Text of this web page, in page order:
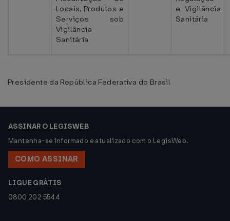
Locais, Produtos e
Serviços sob
Vigilância
Sanitária
e Vigilância
Sanitária
Presidente da República Federativa do Brasil
ASSINAR O LEGISWEB
Mantenha-se informado e atualizado com o LegisWeb.
COMO ASSINAR
LIGUE GRÁTIS
0800 202 5544